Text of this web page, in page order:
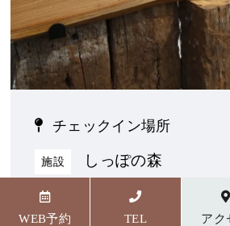
チェックイン場所
施設 しっぽの森
〒656-1727 兵庫県淡路市野島貴
WEB予約
TEL アク